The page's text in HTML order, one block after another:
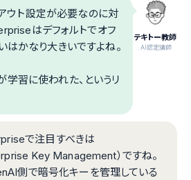
テキトー教師
.AI認定講師
ウト設定が必要なのに対
はデフォルトでオフ
はかなり大きいですよね。
習に使われた、というリ
で注目すべきは
Key Management）ですね。
側で暗号化キーを管理している